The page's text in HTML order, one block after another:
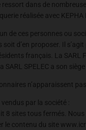
ressort dans de
réalisée avec KEPHA
de ces personnes ou
soit d’en proposer. Il
français. La SARL
SARL SPELEC a son
n’apparaissent
par la société :
8 sites tous fermés.
le contenu du site